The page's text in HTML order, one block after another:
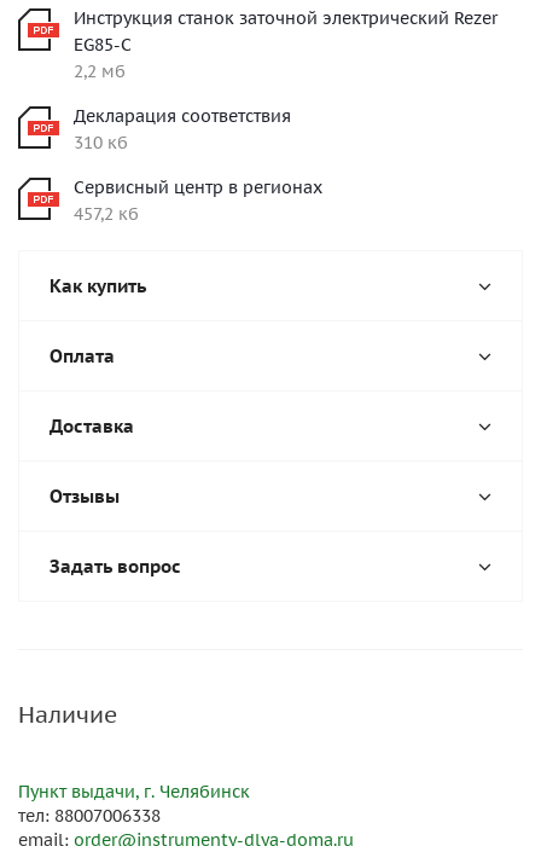
Инструкция станок заточной электрический Rezer
EG85-C
2,2 мб
Декларация соответствия
310 кб
Сервисный центр в регионах
457,2 кб
Как купить
Оплата
Доставка
Отзывы
Задать вопрос
Наличие
Пункт выдачи, г. Челябинск
тел: 88007006338
email: order@instrumenty-dlya-doma.ru